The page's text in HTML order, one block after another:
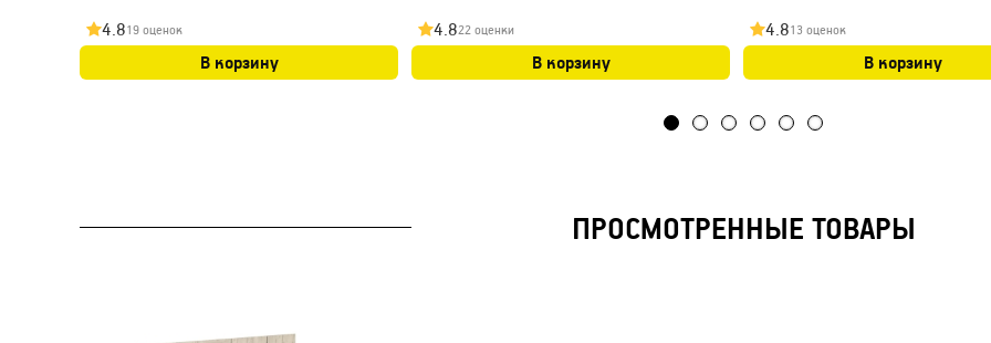
4.819 оценок
В корзину
4.822 оценки
В корзину
4.813 оценок
В корзину
ПРОСМОТРЕННЫЕ ТОВАРЫ